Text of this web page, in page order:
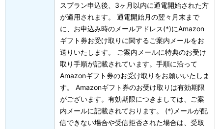
スプラン申込後、3ヶ月以内に通電開始された方
が適用されます。 通電開始月の翌々月末まで
に、お申込み時のメールアドレス(*)にAmazon
ギフト券お受け取りに関するご案内メールをお
送りいたします。 ご案内メールに特典のお受け
取り手順が記載されています。手順に沿って
Amazonギフト券のお受け取りをお願いいたしま
す。 Amazonギフト券のお受け取りは有効期限
がございます。有効期限につきましては、ご案
内メールに記載されております。 (*)メールが配
信できない場合や受信拒否された場合は、受取